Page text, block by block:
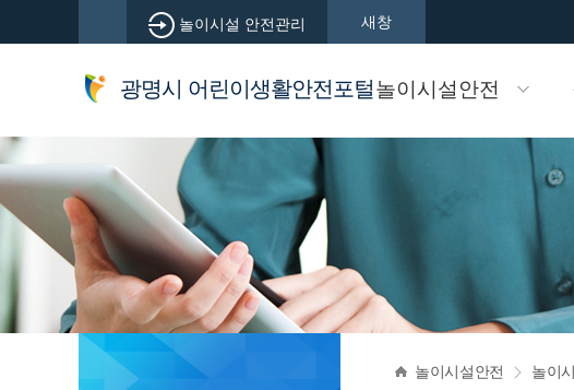
놀이시설 안전관리 새창
광명시 어린이생활안전포털놀이시설안전
광명시
어린이생활안전포털
어린이놀이시설현황
놀이시설 안전관리제
광명시
어린이생활안전포털
광명시
어린이생활안전포털
광명시
어린이생활안전포털
광명시
어린이생활안전포털
놀이시설 데이터분석
놀이시설안전 놀이